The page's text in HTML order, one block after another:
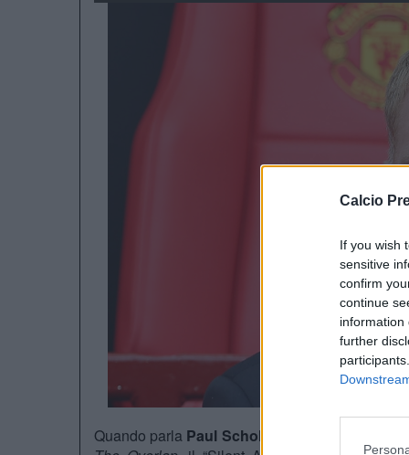
Calcio
If you wish
sensitive
confirm
continue
information
further
Quando parla Paul Scholes